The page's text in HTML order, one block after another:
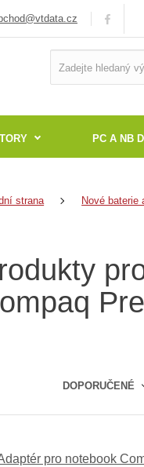
PC A NB
strana Nové baterie
DOPORUČENÉ
pro notebook